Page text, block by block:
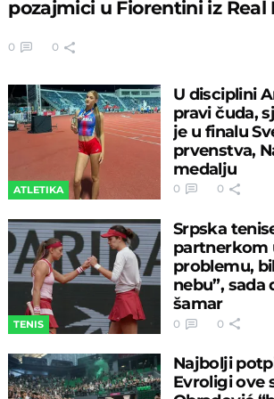
pozajmici u Fiorentini iz Real
0 0
ATLETIKA
U disciplini
pravi čuda,
je u finalu
prvenstva,
medalju
0 0
TENIS
Srpska
partnerkom
problemu,
nebu”, sada
šamar
0 0
Najbolji
Evroligi ove